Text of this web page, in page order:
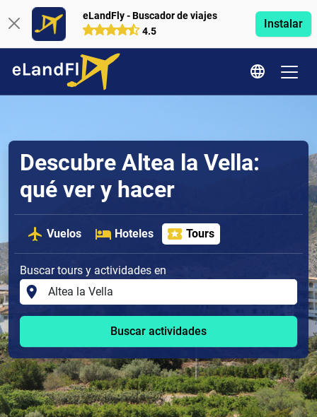
eLandFly - Buscador de viajes
4.5
Instalar
Descubre Altea la Vella:
qué ver y hacer
Vuelos Hoteles Tours
Buscar tours y actividades en
Buscar actividades